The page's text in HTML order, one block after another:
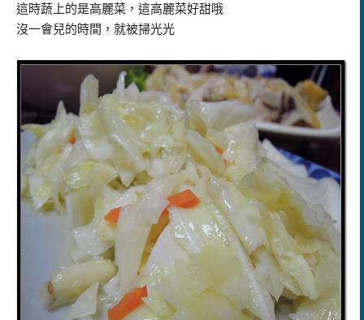
這時蔬上的是高麗菜，這高麗菜好甜哦
沒一會兒的時間，就被掃光光